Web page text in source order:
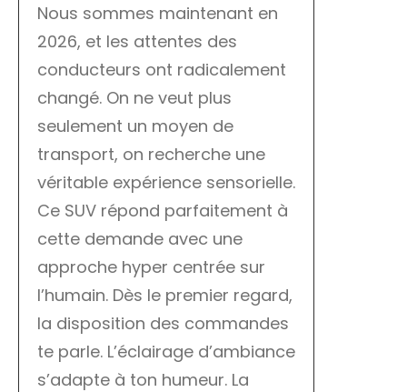
Nous sommes maintenant en
2026, et les attentes des
conducteurs ont radicalement
changé. On ne veut plus
seulement un moyen de
transport, on recherche une
véritable expérience sensorielle.
Ce SUV répond parfaitement à
cette demande avec une
approche hyper centrée sur
l’humain. Dès le premier regard,
la disposition des commandes
te parle. L’éclairage d’ambiance
s’adapte à ton humeur. La